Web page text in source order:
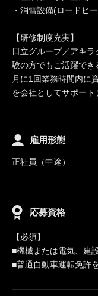
・消雪設備(ロードヒ
【研修制度充実】
日立グループ／アキ
験の方でもご活躍でき
月に1回業務時間内に
を会社としてサポート
雇用形態
正社員（中途）
応募資格
【必須】
■機械または電気、建
■普通自動車運転免許